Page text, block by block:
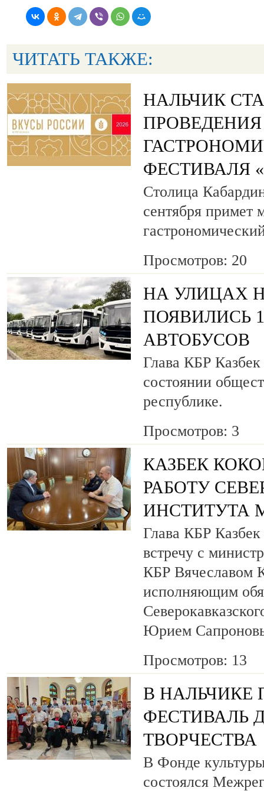
ЧИТАТЬ ТАКЖЕ:
НАЛЬЧИК
ПРОВЕДЕНИЯ
ФЕСТИВАЛЯ
Столица
сентября примет
Просмотров: 20
НА УЛИЦАХ
ПОЯВИЛИСЬ
АВТОБУСОВ
Глава КБР
состоянии
республике.
Просмотров: 3
КАЗБЕК
РАБОТУ
ИНСТИТУТА
Глава КБР
встречу с
КБР Вячеславом
исполняющим
Юрием
Просмотров: 13
В НАЛЬЧИКЕ
ФЕСТИВАЛЬ
ТВОРЧЕСТВА
В Фонде
состоялся